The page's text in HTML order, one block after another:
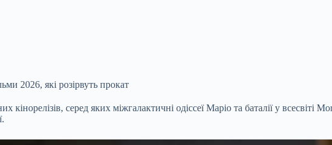
2026, які розірвуть прокат
кінорелізів, серед яких міжгалактичні одіссеї Маріо та баталії у